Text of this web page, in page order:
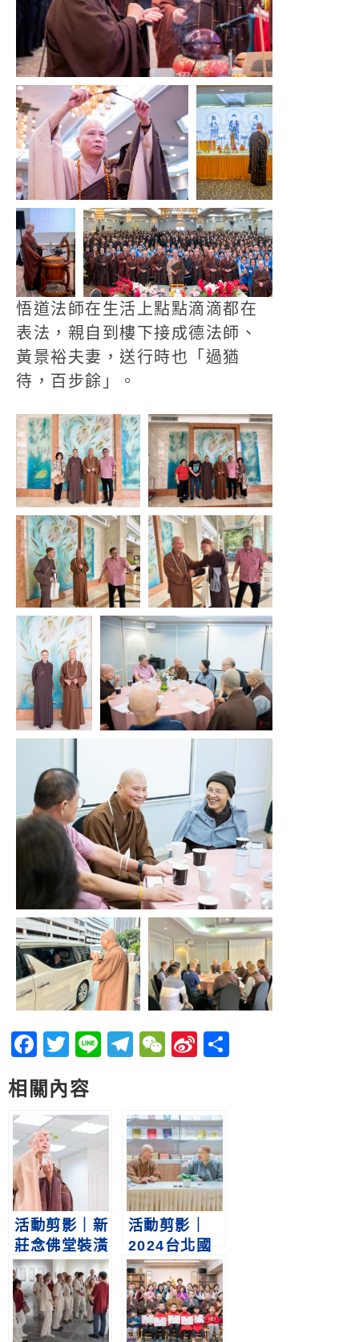
悟道法師在生活上點點滴滴都在
表法，親自到樓下接成德法師、
黃景裕夫妻，送行時也「過猶
待，百步餘」。
Facebook
Twitter
LineTelegram
WeChat
Sina
相關內容
活動剪影｜新
莊念佛堂裝潢
灑淨儀規
活動剪影｜
2024台北國
際書展悟道法
師新書發表會
暨成德法師簽
書會2/23